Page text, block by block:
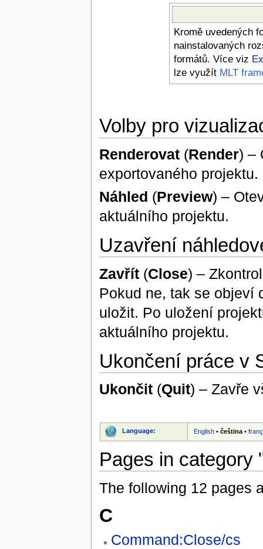
Kromě uvedených
nainstalovaných
formátů. Více viz
lze využít MLT
Volby pro
Renderovat(Render) –
exportovaného projektu.
Náhled (Preview) –
aktuálního projektu.
Uzavření
Zavřít(Close) –
Pokud ne, tak se objeví
uložit. Po uložení
aktuálního projektu.
Ukončení práce v
Ukončit(Quit) – Zavře
Language: English •čeština •
Pages in category
The following 12 pages
C
Command:Close/cs